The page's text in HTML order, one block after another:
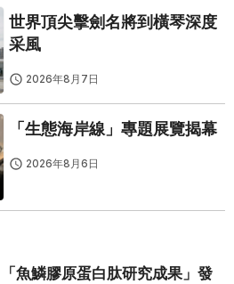
世界頂尖擊劍名將到橫琴深度
采風
2026年8月7日
「生態海岸線」專題展覽揭幕
2026年8月6日
「魚鱗膠原蛋白肽研究成果」發